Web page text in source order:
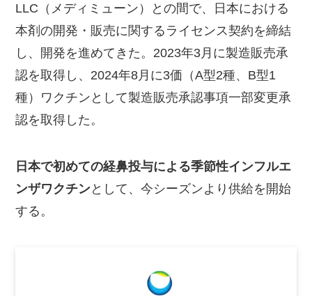
LLC（メディミューン）との間で、日本における
本剤の開発・販売に関するライセンス契約を締結
し、開発を進めてきた。2023年3月に製造販売承
認を取得し、2024年8月に3価（A型2種、B型1
種）ワクチンとして製造販売承認事項一部変更承
認を取得した。
日本で初めての経鼻投与による季節性インフルエ
ンザワクチンとして、今シーズンより供給を開始
する。